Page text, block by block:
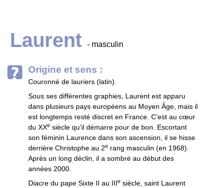
Laurent - masculin
Origine et sens :
Couronné de lauriers (latin).
Sous ses différentes graphies, Laurent est apparu
dans plusieurs pays européens au Moyen Âge, mais il
est longtemps resté discret en France. C’est au cœur
du XXe siècle qu’il démarre pour de bon. Escortant
son féminin Laurence dans son ascension, il se hisse
derrière Christophe au 2e rang masculin (en 1968).
Après un long déclin, il a sombré au début des
années 2000.
Diacre du pape Sixte II au IIIe siècle, saint Laurent